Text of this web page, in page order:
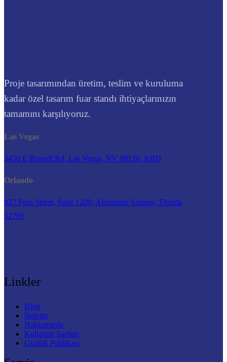
Proje tasarımından üretim, teslim ve kuruluma
kadar özel tasarım fuar standı ihtiyaçlarınızın
tamamını karşılıyoruz.
Las Vegas
3450 E Russell Rd, Las Vegas, NV 89120, ABD
Orlando
927 Fern Street, Suite 1200, Altamonte Springs, Florida
32701
Linkler
Blog
İletişim
Hakkımızda
Kullanım Şartları
Gizlilik Politikası